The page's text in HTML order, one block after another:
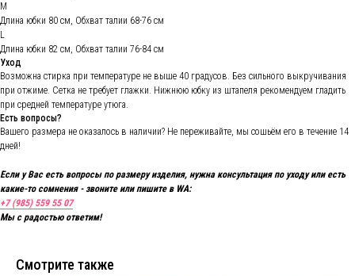
М
Длина юбки 80 см, Обхват талии 68-76 см
L
Длина юбки 82 см, Обхват талии 76-84 см
Уход
Возможна стирка при температуре не выше 40 градусов. Без сильного выкручивания
при отжиме. Сетка не требует глажки. Нижнюю юбку из штапеля рекомендуем гладить
при средней температуре утюга.
Есть вопросы?
Вашего размера не оказалось в наличии? Не переживайте, мы сошьём его в течение 14
дней!
Если у Вас есть вопросы по размеру изделия, нужна консультация по уходу или есть
какие-то сомнения - звоните или пишите в WA:
+7 (985) 559 55 07
Мы с радостью ответим!
Смотрите также